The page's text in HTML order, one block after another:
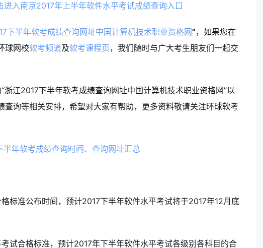
进入南京2017年上半年软件水平考试成绩查询入口
下半年软考成绩查询网址中国计算机技术职业资格网”，如果您在
球网校软考频道及软考课程页，我们随时与广大考生朋友们一起交
江2017下半年软考成绩查询网址中国计算机技术职业资格网”以
查询等相关安排，希望对大家有帮助，更多资料敬请关注环球软考
半年软考成绩查询时间、查询网址汇总
准公布时间，预计2017下半年软件水平考试将于2017年12月底
合格标准，预计2017年下半年软件水平考试各级别各科目的合